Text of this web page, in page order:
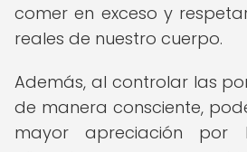
comer en exceso y
reales de nuestro cuerpo.
Además, al controlar las
de manera consciente,
mayor apreciación